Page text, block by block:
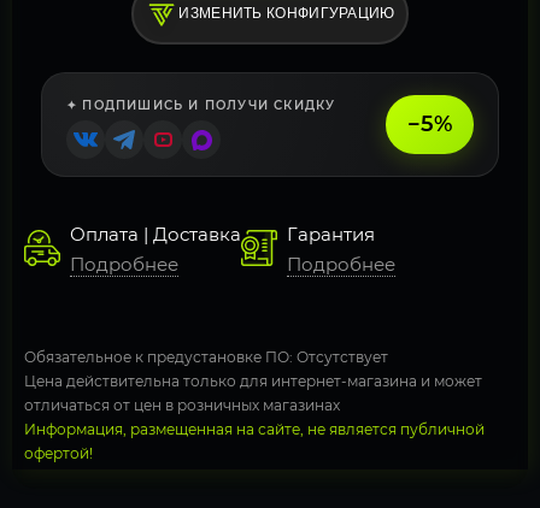
ИЗМЕНИТЬ КОНФИГУРАЦИЮ
✦ ПОДПИШИСЬ И ПОЛУЧИ СКИДКУ
−5%
Оплата | Доставка
Подробнее
Гарантия
Подробнее
Обязательное к предустановке ПО: Отсутствует
Цена действительна только для интернет-магазина и может
отличаться от цен в розничных магазинах
Информация, размещенная на сайте, не является публичной
офертой!